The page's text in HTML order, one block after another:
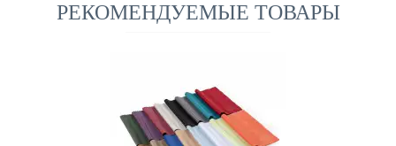
РЕКОМЕНДУЕМЫЕ ТОВАРЫ